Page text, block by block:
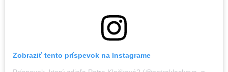
Zobraziť tento príspevok na Instagrame